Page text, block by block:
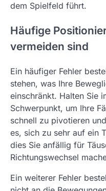
dem Spielfeld führt.
Häufige
vermeiden sind
Ein häufiger Fehler
stehen, was Ihre
einschränkt. Halten Sie
Schwerpunkt, um Ihre
schnell zu pivotieren
es, sich zu sehr auf ein
dies Sie anfällig für
Richtungswechsel
Ein weiterer Fehler